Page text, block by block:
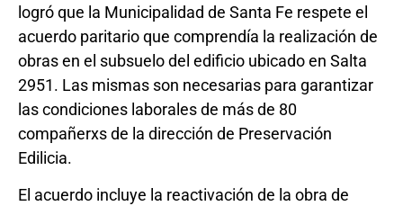
logró que la Municipalidad de Santa Fe respete el
acuerdo paritario que comprendía la realización de
obras en el subsuelo del edificio ubicado en Salta
2951. Las mismas son necesarias para garantizar
las condiciones laborales de más de 80
compañerxs de la dirección de Preservación
Edilicia.
El acuerdo incluye la reactivación de la obra de